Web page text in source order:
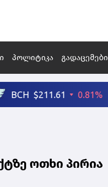
პოლიტიკა გადაცემები
ოთხი პირია